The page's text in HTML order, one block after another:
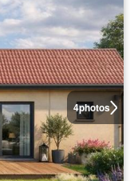
4photos